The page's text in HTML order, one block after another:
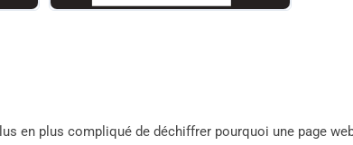
en plus compliqué de déchiffrer pourquoi une page